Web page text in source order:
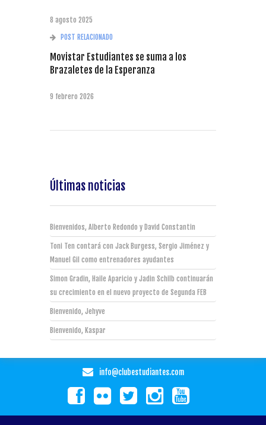
8 agosto 2025
POST RELACIONADO
Movistar Estudiantes se suma a los
Brazaletes de la Esperanza
9 febrero 2026
Últimas noticias
Bienvenidos, Alberto Redondo y David Constantin
Toni Ten contará con Jack Burgess, Sergio Jiménez y
Manuel Gil como entrenadores ayudantes
Simon Gradin, Haile Aparicio y Jadin Schilb continuarán
su crecimiento en el nuevo proyecto de Segunda FEB
Bienvenido, Jehyve
Bienvenido, Kaspar
info@clubestudiantes.com